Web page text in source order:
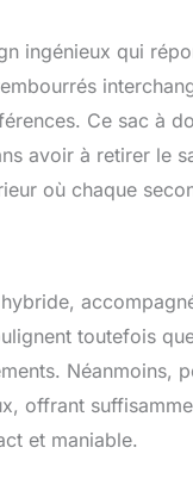
ingénieux qui
Ce sac à
avoir à retirer le
où chaque
toutefois
Néanmoins,
offrant
et maniable.